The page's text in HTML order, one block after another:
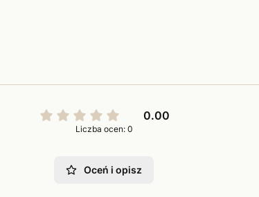
0.00
Liczba ocen: 0
Oceń i opisz